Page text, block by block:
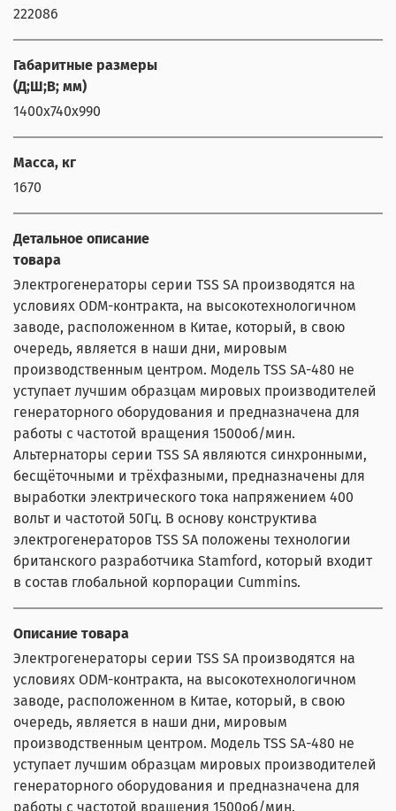
222086
Габаритные размеры
(Д;Ш;В; мм)
1400x740x990
Масса, кг
1670
Детальное описание
товара
Электрогенераторы серии TSS SA производятся на
условиях ODM-контракта, на высокотехнологичном
заводе, расположенном в Китае, который, в свою
очередь, является в наши дни, мировым
производственным центром. Модель TSS SA-480 не
уступает лучшим образцам мировых производителей
генераторного оборудования и предназначена для
работы с частотой вращения 1500об/мин.
Альтернаторы серии TSS SA являются синхронными,
бесщёточными и трёхфазными, предназначены для
выработки электрического тока напряжением 400
вольт и частотой 50Гц. В основу конструктива
электрогенераторов TSS SA положены технологии
британского разработчика Stamford, который входит
в состав глобальной корпорации Cummins.
Описание товара
Электрогенераторы серии TSS SA производятся на
условиях ODM-контракта, на высокотехнологичном
заводе, расположенном в Китае, который, в свою
очередь, является в наши дни, мировым
производственным центром. Модель TSS SA-480 не
уступает лучшим образцам мировых производителей
генераторного оборудования и предназначена для
работы с частотой вращения 1500об/мин.